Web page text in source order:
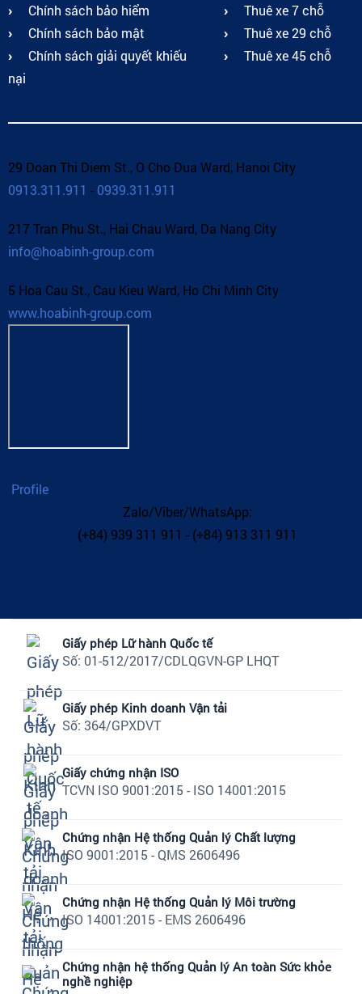
Chính sách bảo hiểm
Chính sách bảo mật
Chính sách giải quyết khiếu
nại
Thuê xe 7 chỗ
Thuê xe 29 chỗ
Thuê xe 45 chỗ
29 Doan Thi Diem St., O Cho Dua Ward, Hanoi City
0913.311.911 - 0939.311.911
217 Tran Phu St., Hai Chau Ward, Da Nang City
info@hoabinh-group.com
5 Hoa Cau St., Cau Kieu Ward, Ho Chi Minh City
www.hoabinh-group.com
Profile
Zalo/Viber/WhatsApp:
(+84) 939 311 911 - (+84) 913 311 911
Giấy phép Lữ hành Quốc tế
Số: 01-512/2017/CDLQGVN-GP LHQT
Giấy phép Kinh doanh Vận tải
Số: 364/GPXDVT
Giấy chứng nhận ISO
TCVN ISO 9001:2015 - ISO 14001:2015
Chứng nhận Hệ thống Quản lý Chất lượng
ISO 9001:2015 - QMS 2606496
Chứng nhận Hệ thống Quản lý Môi trường
ISO 14001:2015 - EMS 2606496
Chứng nhận hệ thống Quản lý An toàn Sức khỏe
nghề nghiệp